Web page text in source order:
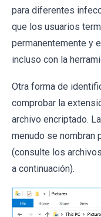
para diferentes
que los usuarios
permanentemente y
incluso con la
Otra forma de
comprobar la
archivo encriptado.
menudo se nombran
(consulte los
a continuación).